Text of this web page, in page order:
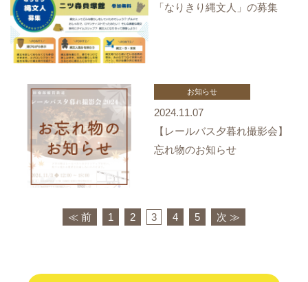
「なりきり縄文人」の募集
お知らせ
2024.11.07
【レールバス夕暮れ撮影会】
忘れ物のお知らせ
≪ 前 1 2 3 4 5 次 ≫